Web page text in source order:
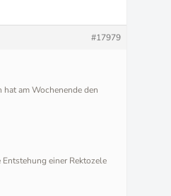
#17979
am Wochenende den
einer Rektozele